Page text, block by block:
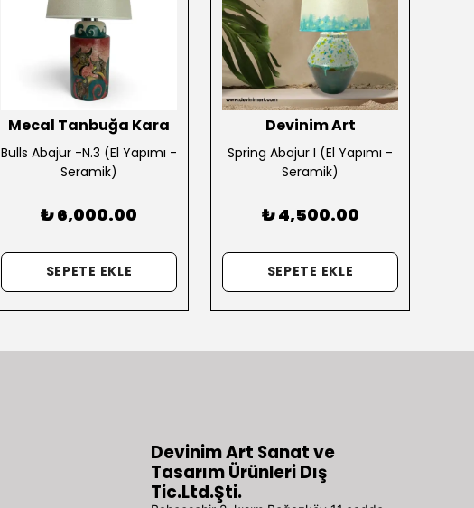
Mecal Tanbuğa Kara
Bulls Abajur -N.3 (El Yapımı -
Seramik)
₺ 6,000.00
SEPETE EKLE
Devinim Art
Spring Abajur I (El Yapımı -
Seramik)
₺ 4,500.00
SEPETE EKLE
Devinim Art Sanat ve
Tasarım Ürünleri Dış
Tic.Ltd.Şti.